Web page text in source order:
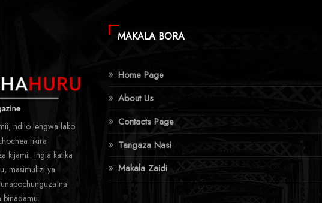
ndilo lengwa lako
fikira
kijamii. Ingia katika
masimulizi ya
na
binadamu.
MAKALA BORA
Home Page
About Us
Contacts Page
Tangaza Nasi
Makala Zaidi